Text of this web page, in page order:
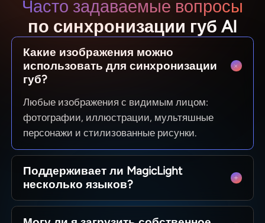
Часто задаваемые вопросы
по синхронизации губ AI
Какие изображения можно
использовать для синхронизации
губ?
Любые изображения с видимым лицом:
фотографии, иллюстрации, мультяшные
персонажи и стилизованные рисунки.
Поддерживает ли MagicLight
несколько языков?
Да. MagicLight позволяет создавать видео с